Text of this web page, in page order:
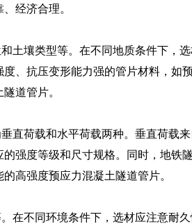
经济合理。
土壤类型等。在不同地质条件下，
、抗压变形能力强的管片材料，如
道管片。
直荷载和水平荷载两种。垂直荷载
强度等级和尺寸规格。同时，地铁
高强度预应力混凝土隧道管片。
在不同环境条件下，选材应注意耐